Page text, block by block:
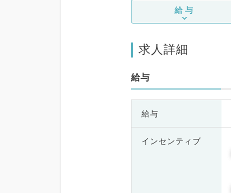
給与
求人詳細
給与
給与
インセンティブ